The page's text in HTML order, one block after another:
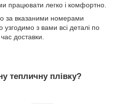
працювати легко і комфортно.
за вказаними номерами
з вами всі деталі по
доставки.
тепличну плівку?